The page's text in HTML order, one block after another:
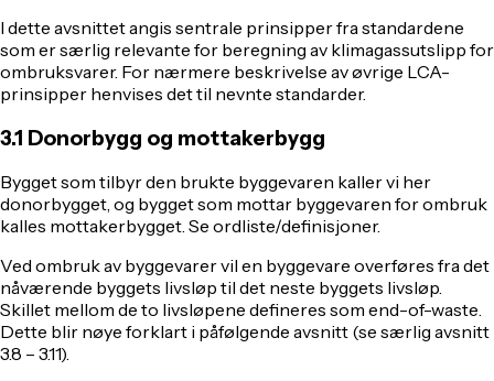
I dette avsnittet angis sentrale prinsipper fra standardene
som er særlig relevante for beregning av klimagassutslipp for
ombruksvarer. For nærmere beskrivelse av øvrige LCA-
prinsipper henvises det til nevnte standarder.
3.1 Donorbygg og mottakerbygg
Bygget som tilbyr den brukte byggevaren kaller vi her
donorbygget, og bygget som mottar byggevaren for ombruk
kalles mottakerbygget. Se ordliste/definisjoner.
Ved ombruk av byggevarer vil en byggevare overføres fra det
nåværende byggets livsløp til det neste byggets livsløp.
Skillet mellom de to livsløpene defineres som end-of-waste.
Dette blir nøye forklart i påfølgende avsnitt (se særlig avsnitt
3.8 – 3.11).